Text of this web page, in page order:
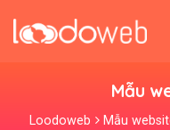
Mẫu
Loodoweb Mẫu